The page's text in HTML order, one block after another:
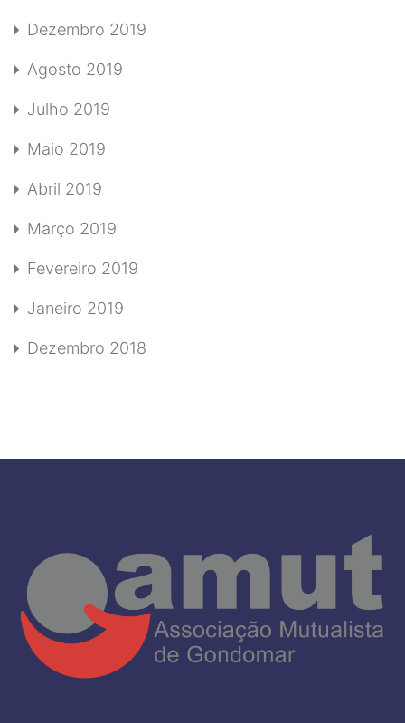
Dezembro 2019
Agosto 2019
Julho 2019
Maio 2019
Abril 2019
Março 2019
Fevereiro 2019
Janeiro 2019
Dezembro 2018